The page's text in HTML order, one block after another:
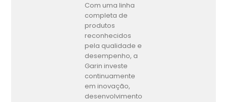
Com uma linha
completa de
produtos
reconhecidos
pela qualidade e
desempenho, a
Garin investe
continuamente
em inovação,
desenvolvimento